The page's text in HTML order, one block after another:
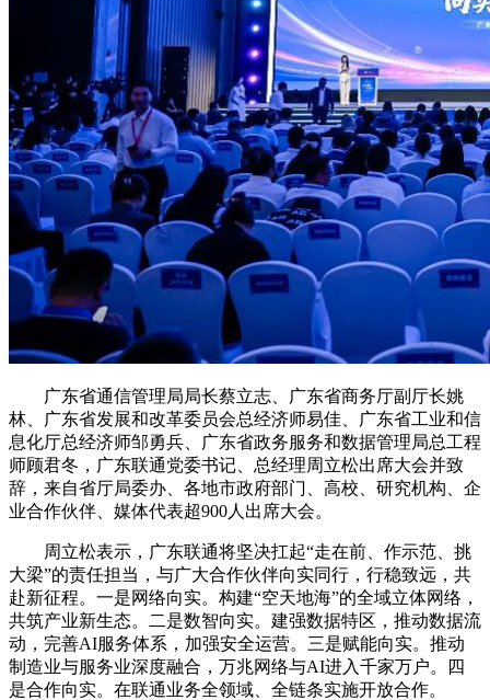
广东省通信管理局局长蔡立志、广东省商务厅副厅长姚
林、广东省发展和改革委员会总经济师易佳、广东省工业和信
息化厅总经济师邹勇兵、广东省政务服务和数据管理局总工程
师顾君冬，广东联通党委书记、总经理周立松出席大会并致
辞，来自省厅局委办、各地市政府部门、高校、研究机构、企
业合作伙伴、媒体代表超900人出席大会。
周立松表示，广东联通将坚决扛起“走在前、作示范、挑
大梁”的责任担当，与广大合作伙伴向实同行，行稳致远，共
赴新征程。一是网络向实。构建“空天地海”的全域立体网络，
共筑产业新生态。二是数智向实。建强数据特区，推动数据流
动，完善AI服务体系，加强安全运营。三是赋能向实。推动
制造业与服务业深度融合，万兆网络与AI进入千家万户。四
是合作向实。在联通业务全领域、全链条实施开放合作。